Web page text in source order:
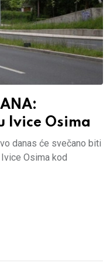
Ivice Osima
danas će svečano biti
Osima kod